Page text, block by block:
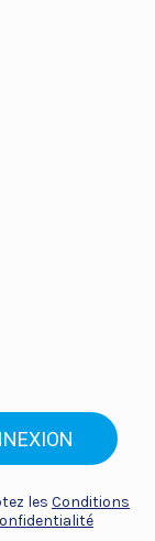
les Conditions